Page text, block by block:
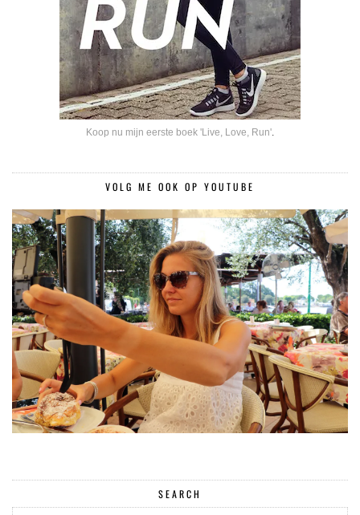
Koop nu mijn eerste boek 'Live, Love, Run'.
VOLG ME OOK OP YOUTUBE
SEARCH